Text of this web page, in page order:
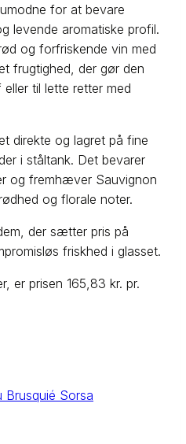
for at bevare
levende aromatiske profil.
og forfriskende vin med
frugtighed, der gør den
til lette retter med
direkte og lagret på fine
i ståltank. Det bevarer
og fremhæver Sauvignon
og florale noter.
der sætter pris på
friskhed i glasset.
er prisen 165,83 kr. pr.